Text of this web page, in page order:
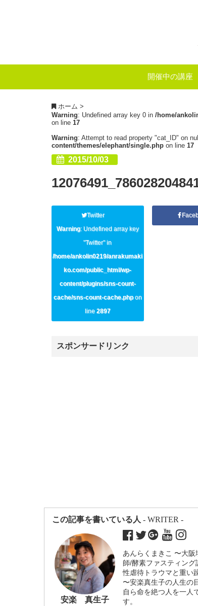
開催中の講座
ホーム >
Warning: Undefined array key 0 in /home/
on line 17
Warning: Attempt to read property "cat_ID" on
content/themes/elephant/single.php on line 17
2015/10/03
Twitter
Warning: Undefined array key
"Twitter" in
/home/ankolin0219/anrakumaki
ko.com/public_html/wp-
content/plugins/sns-count-
cache/sns-count-cache.phpon
line 2897
スポンサードリンク
この記事を書いている人 - WRITER -
あんらくまきこ 〜大
師/酵素ファスティング
性虐待トラウマと重い
〜安楽真生子の人生の
自ら命を絶つ人を一人
す。
安楽 真生子